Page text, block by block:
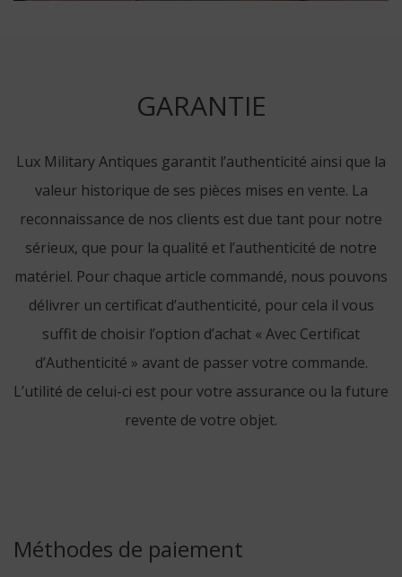
GARANTIE
Lux Military Antiques garantit l’authenticité ainsi que la
valeur historique de ses pièces mises en vente. La
reconnaissance de nos clients est due tant pour notre
sérieux, que pour la qualité et l’authenticité de notre
matériel. Pour chaque article commandé, nous pouvons
délivrer un certificat d’authenticité, pour cela il vous
suffit de choisir l’option d’achat « Avec Certificat
d’Authenticité » avant de passer votre commande.
L’utilité de celui-ci est pour votre assurance ou la future
revente de votre objet.
Méthodes de paiement